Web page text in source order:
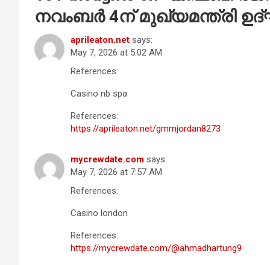
നവംബർ 4ന് മുഖ്യമന്ത്രി
aprileaton.net says:
May 7, 2026 at 5:02 AM
References:
Casino nb spa
References:
https://aprileaton.net/gmmjordan8273
mycrewdate.com says:
May 7, 2026 at 7:57 AM
References:
Casino london
References:
https://mycrewdate.com/@ahmadhartung9